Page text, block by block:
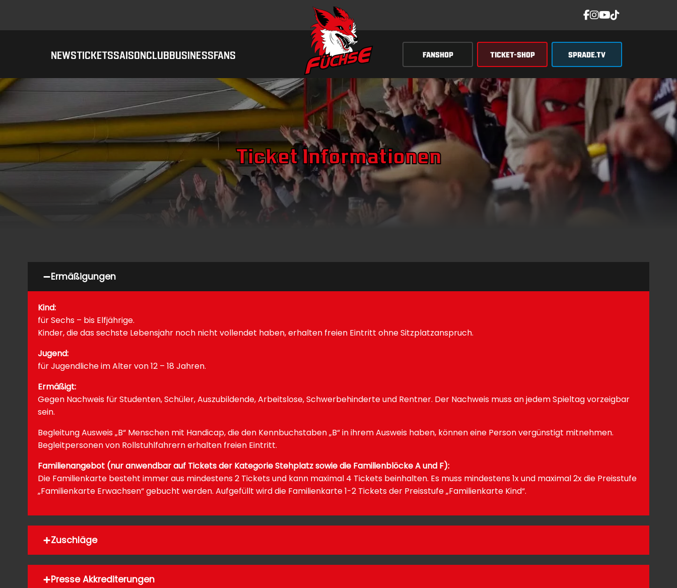
NEWSTICKETSSAISONCLUBBUSINESSFANS FANSHOP TICKET-SHOP SPRADE.TV
Ticket Informationen
Ermäßigungen
Kind:
für Sechs – bis Elfjährige.
Kinder, die das sechste Lebensjahr noch nicht vollendet haben, erhalten freien Eintritt ohne Sitzplatzanspruch.
Jugend:
für Jugendliche im Alter von 12 – 18 Jahren.
Ermäßigt:
Gegen Nachweis für Studenten, Schüler, Auszubildende, Arbeitslose, Schwerbehinderte und Rentner. Der Nachweis muss an jedem Spieltag vorzeigbar
sein.
Begleitung Ausweis „B“ Menschen mit Handicap, die den Kennbuchstaben „B“ in ihrem Ausweis haben, können eine Person vergünstigt mitnehmen.
Begleitpersonen von Rollstuhlfahrern erhalten freien Eintritt.
Familienangebot (nur anwendbar auf Tickets der Kategorie Stehplatz sowie die Familienblöcke A und F):
Die Familienkarte besteht immer aus mindestens 2 Tickets und kann maximal 4 Tickets beinhalten. Es muss mindestens 1x und maximal 2x die Preisstufe
„Familienkarte Erwachsen“ gebucht werden. Aufgefüllt wird die Familienkarte 1-2 Tickets der Preisstufe „Familienkarte Kind“.
Zuschläge
Presse Akkrediterungen